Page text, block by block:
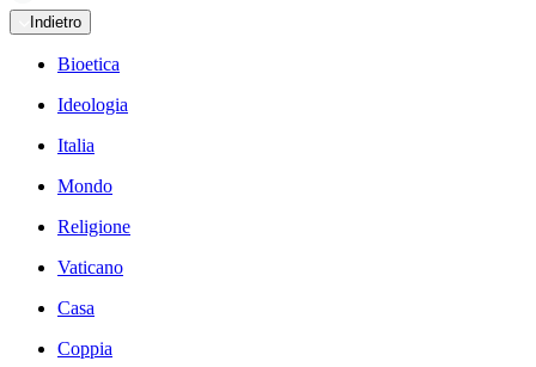
Indietro
Bioetica
Ideologia
Italia
Mondo
Religione
Vaticano
Casa
Coppia